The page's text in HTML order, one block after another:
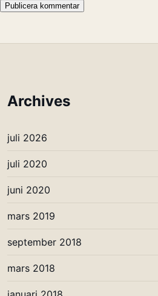
Archives
juli 2026
juli 2020
juni 2020
mars 2019
september 2018
mars 2018